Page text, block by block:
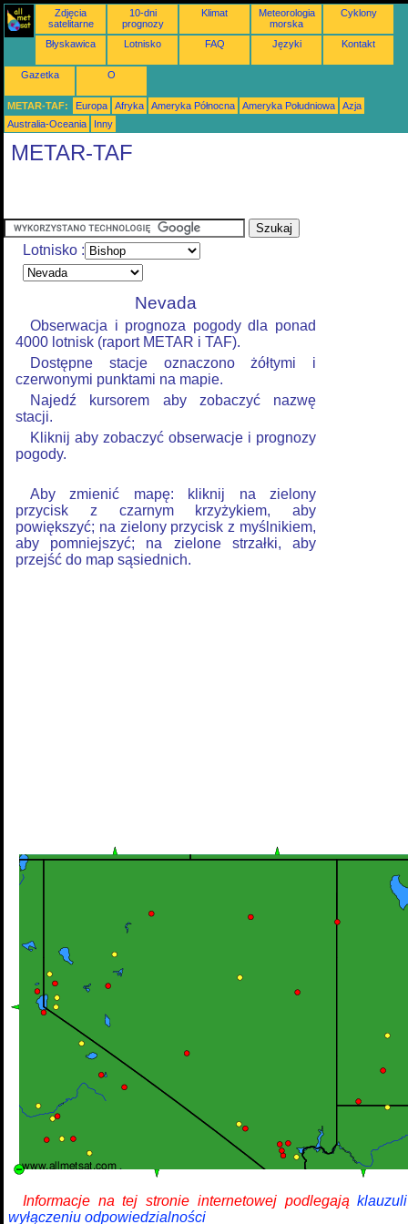
Zdjęcia
satelitarne
10-dni
prognozy
Klimat
Meteorologia
morska
Cyklony
Błyskawica Lotnisko FAQ Języki Kontakt
Gazetka O
METAR-TAF: Europa Afryka Ameryka Północna Ameryka Południowa
Azja
Australia-Oceania
Inny
METAR-TAF
Lotnisko :
Nevada
Obserwacja i prognoza pogody dla ponad
4000 lotnisk (raport METAR i TAF).
Dostępne stacje oznaczono żółtymi i
czerwonymi punktami na mapie.
Najedź kursorem aby zobaczyć nazwę
stacji.
Kliknij aby zobaczyć obserwacje i prognozy
pogody.
Aby zmienić mapę: kliknij na zielony
przycisk z czarnym krzyżykiem, aby
powiększyć; na zielony przycisk z myślnikiem,
aby pomniejszyć; na zielone strzałki, aby
przejść do map sąsiednich.
Informacje na tej stronie internetowej podlegają
wyłączeniu odpowiedzialności